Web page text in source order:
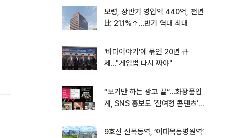
보령, 상반기 영업익 440억, 전년
比 21.1%↑…반기 역대 최대
'바다이야기'에 묶인 20년 규
제…"게임법 다시 짜야"
“보기만 하는 광고 끝“…화장품업
계, SNS 홍보도 ‘참여형 콘텐츠’로
9호선 신목동역, ‘이대목동병원역’